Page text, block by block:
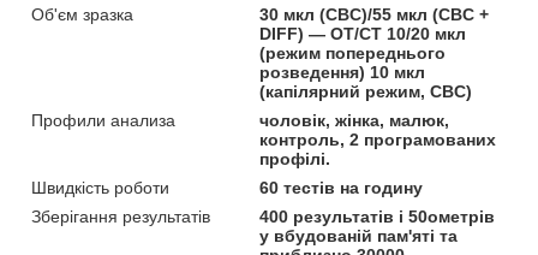
Об'єм зразка
30 мкл (CBC)/55 мкл (CBC +
DIFF) — OT/CT 10/20 мкл
(режим попереднього
розведення) 10 мкл
(капілярний режим, CBC)
Профили анализа
чоловік, жінка, малюк,
контроль, 2 програмованих
профілі.
Швидкість роботи
60 тестів на годину
Зберігання результатів
400 результатів і 50ометрів
у вбудованій пам'яті та